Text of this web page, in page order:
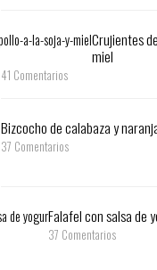
Crujientes
miel
41 Comentarios
Bizcocho de calabaza y
37 Comentarios
Falafel con salsa de
37 Comentarios